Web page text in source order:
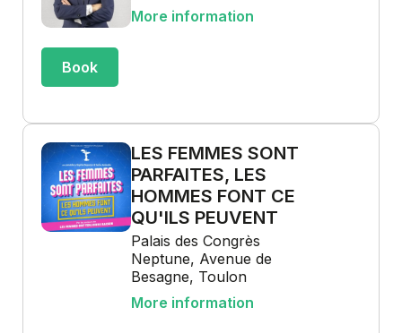
More information
Book
LES FEMMES SONT
PARFAITES, LES
HOMMES FONT CE
QU'ILS PEUVENT
Palais des Congrès
Neptune, Avenue de
Besagne, Toulon
More information